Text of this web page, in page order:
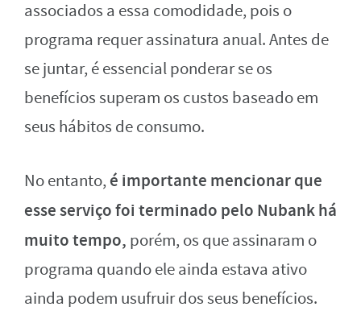
associados a essa comodidade, pois o
programa requer assinatura anual. Antes de
se juntar, é essencial ponderar se os
benefícios superam os custos baseado em
seus hábitos de consumo.
No entanto, é importante mencionar que
esse serviço foi terminado pelo Nubank há
muito tempo, porém, os que assinaram o
programa quando ele ainda estava ativo
ainda podem usufruir dos seus benefícios.